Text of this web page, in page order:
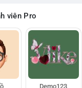
viên Pro
Demo123